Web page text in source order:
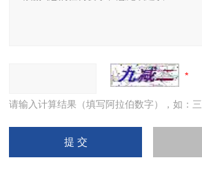
请输入计算结果（填写阿拉伯数字），如：